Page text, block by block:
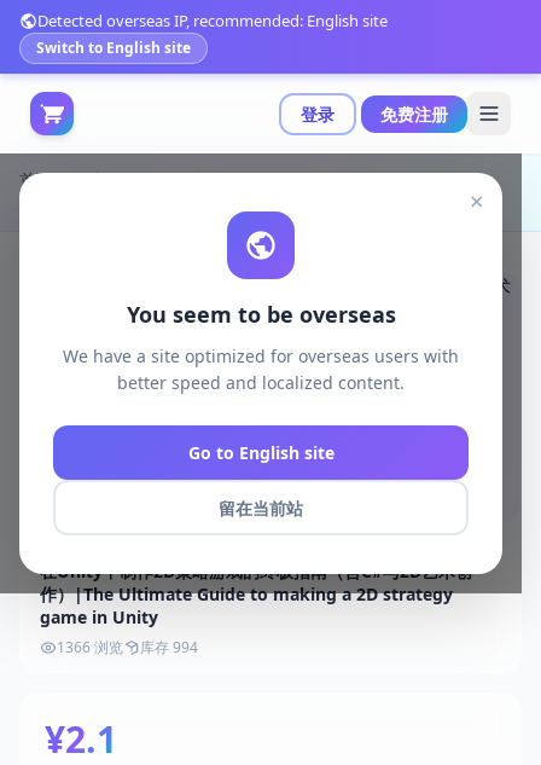
登录 免费注册
Detected overseas IP, recommended: English site
Switch to English site
×
You seem to be overseas
We have a site optimized for overseas users with
better speed and localized content.
Go to English site
留在当前站
首页 游戏开发 unity资源
Unity 3D-Models
在Unity中制作2D策略游戏的终极指南（含C#与2D艺术创
作）|The Ultimate Guide to making a 2D strategy
game in Unity
1366 浏览 库存 994
¥2.1